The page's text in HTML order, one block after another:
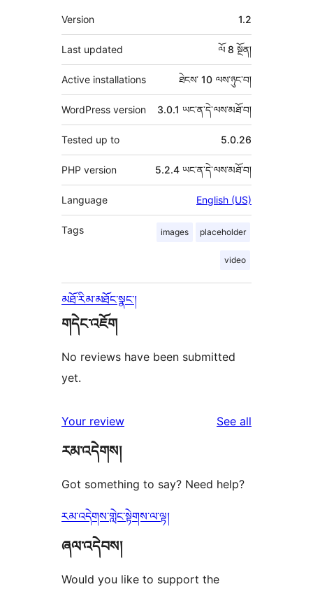
མཁན།
ཟུར་
བརྗོད།
Version 1.2
Last updated ལོ 8 སྔོན།
Active installations ཐེངས་ 10 ལས་ཉུང་བ།
WordPress version 3.0.1 ཡང་ན་དེ་ལས་མཐོ་བ།
Tested up to 5.0.26
PHP version 5.2.4 ཡང་ན་དེ་ལས་མཐོ་བ།
Language English (US)
Tags images placeholder
video
མཐོ་རིམ་མཐོང་སྣང་།
གདེང་འཇོག
No reviews have been submitted
yet.
Your review See all
རམ་འདེགས།
Got something to say? Need help?
རམ་འདེགས་གླེང་སྟེགས་ལ་ལྟ།
ཞལ་འདེབས།
Would you like to support the